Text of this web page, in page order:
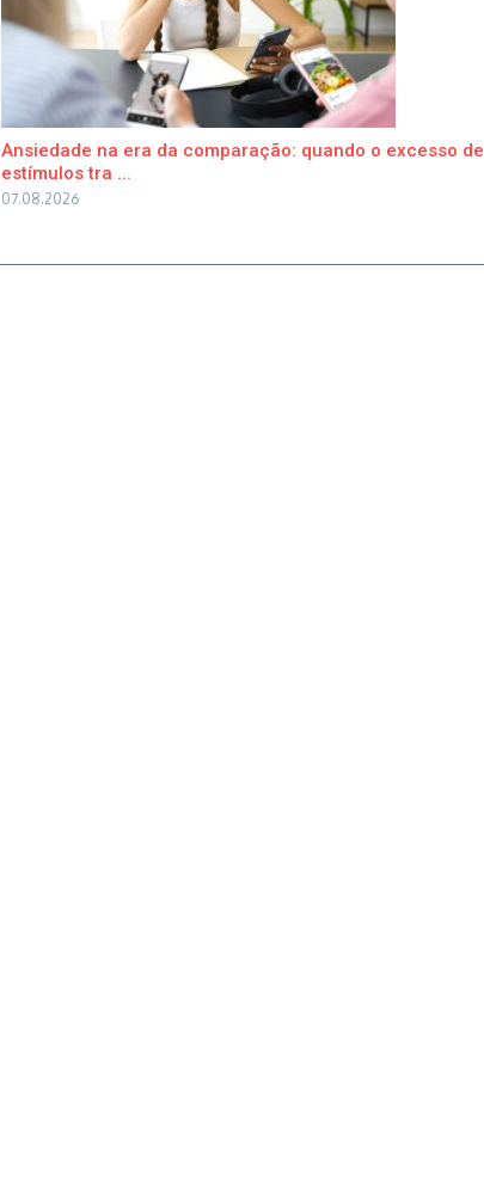
Ansiedade na era da comparação: quando o excesso de
estímulos tra ...
07.08.2026